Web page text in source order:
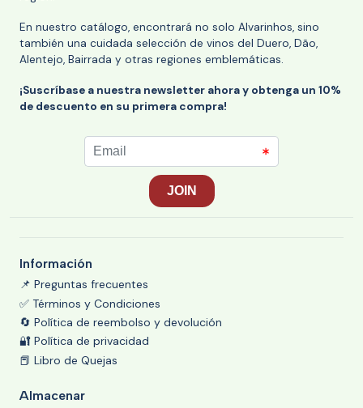
En nuestro catálogo, encontrará no solo Alvarinhos, sino
también una cuidada selección de vinos del Duero, Dão,
Alentejo, Bairrada y otras regiones emblemáticas.
¡Suscríbase a nuestra newsletter ahora y obtenga un 10%
de descuento en su primera compra!
Información
📌 Preguntas frecuentes
✅ Términos y Condiciones
🔄 Política de reembolso y devolución
🔐 Política de privacidad
📕 Libro de Quejas
Almacenar